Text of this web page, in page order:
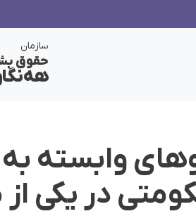
سازمان
حقوق
وابستە
در یکی